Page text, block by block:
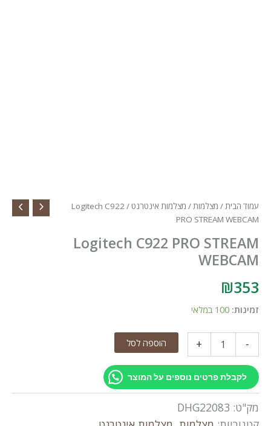
עמוד הבית/ מצלמות/ מצלמות אינטרנט
/ Logitech C922
PRO STREAM WEBCAM
Logitech C922 PRO STREAM
WEBCAM
₪353
זמינות: 100 במלאי
-
C922
PRO
WEBCAM
+ הוספה לסל
לקבלת פרטים נוספים על המוצר
מק"ט: DHG22083